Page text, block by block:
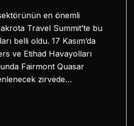
en önemli
Travel Summit’te bu
belli oldu. 17 Kasım’da
ve Etihad Havayolları
Fairmont Quasar
zirvede…